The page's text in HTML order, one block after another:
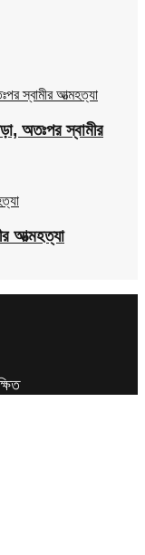
অতঃপর স্বামীর
আত্মহত্যা